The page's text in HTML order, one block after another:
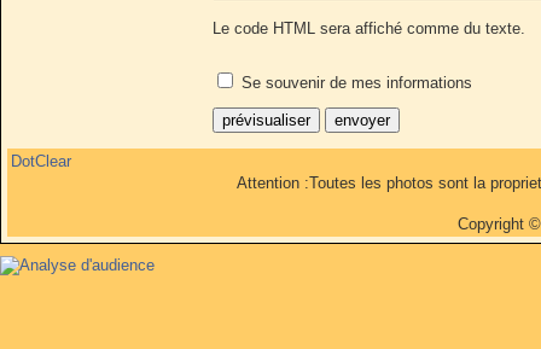
Le code HTML sera affiché comme du texte.
Se souvenir de mes informations
DotClear
Attention :Toutes les photos sont la
Copyright